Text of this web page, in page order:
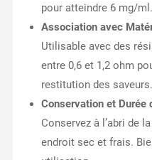
pour atteindre 6 mg/ml.
Association avec
Utilisable avec des
entre 0,6 et 1,2 ohm
restitution des saveurs.
Conservation et Durée
Conservez à l’abri de
endroit sec et frais.